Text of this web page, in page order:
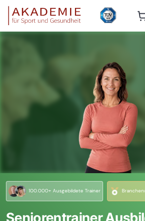
100.000+ Ausgebildete Trainer
Seniorentrainer